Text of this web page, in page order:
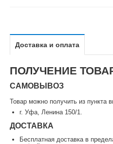
Доставка и оплата
ПОЛУЧЕНИЕ
САМОВЫВОЗ
Товар можно получить из пункта
г. Уфа, Ленина 150/1.
ДОСТАВКА
Бесплатная доставка в